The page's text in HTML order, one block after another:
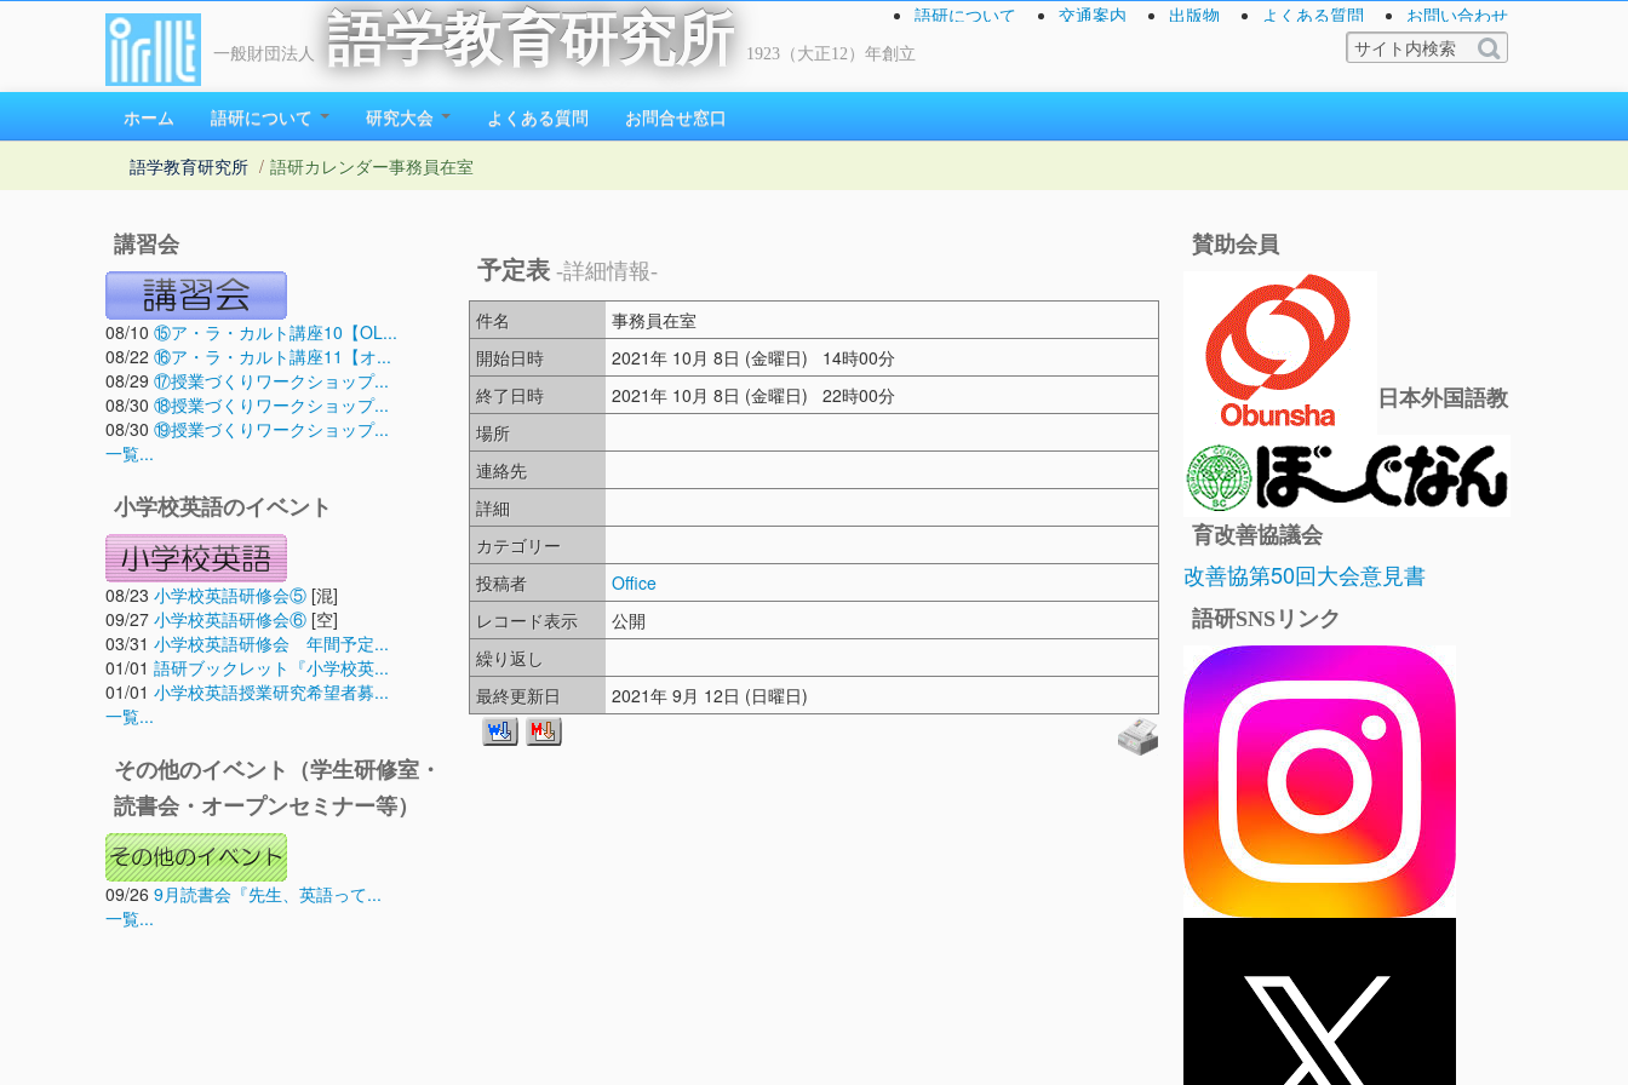
一般財団法人 語学教育研究所 1923（大正12）年創立
語研について 交通案内 出版物 よくある質問 お問い合わせ
ホーム 語研について 研究大会 よくある質問 お問合せ窓口
語学教育研究所 / 語研カレンダー事務員在室
講習会
08/10 ⑮ア・ラ・カルト講座10【OL...
08/22 ⑯ア・ラ・カルト講座11【オ...
08/29 ⑰授業づくりワークショップ...
08/30 ⑱授業づくりワークショップ...
08/30 ⑲授業づくりワークショップ...
一覧...
小学校英語のイベント
08/23 小学校英語研修会⑤ [混]
09/27 小学校英語研修会⑥ [空]
03/31 小学校英語研修会 年間予定...
01/01 語研ブックレット『小学校英...
01/01 小学校英語授業研究希望者募...
一覧...
その他のイベント（学生研修室・
読書会・オープンセミナー等）
09/26 9月読書会『先生、英語って...
一覧...
予定表 -詳細情報-
件名
事務員在室
開始日時
2021年 10月 8日 (金曜日) 14時00分
終了日時
2021年 10月 8日 (金曜日) 22時00分
場所
連絡先
詳細
カテゴリー
投稿者
Office
レコード表示
公開
繰り返し
最終更新日
2021年 9月 12日 (日曜日)
賛助会員
日本外国語教
育改善協議会
改善協第50回大会意見書
語研SNSリンク